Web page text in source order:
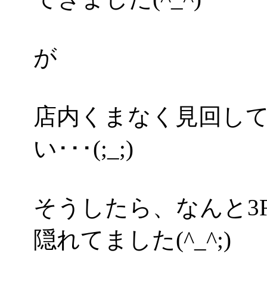
が
店内くまなく見回し
い･･･(;_;)
そうしたら、なんと
隠れてました(^_^;)